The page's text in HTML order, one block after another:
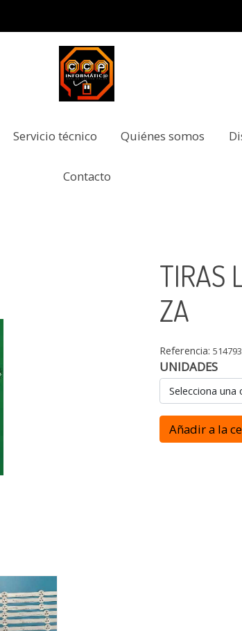
Servicio técnico Quiénes somos
Contacto
TIRAS
ZA
Referencia:
UNIDADES
Selecciona una
Añadir a la